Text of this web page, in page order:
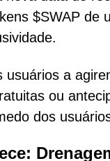
$SWAP
a
ou
dos